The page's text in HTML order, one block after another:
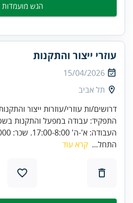
הגש מועמדות
עוזרי ייצור והתקנות
15/04/2026
תל אביב
דרושים/ות עוזרי/עוזרות ייצור
התפקיד: עבודה במפעל והתקנות
התחל... קרא עוד